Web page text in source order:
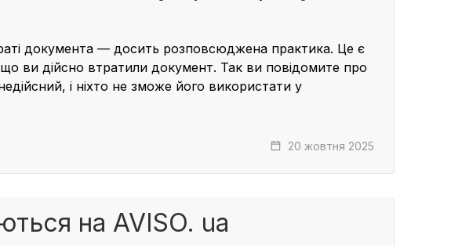
документа — досить розповсюджена практика. Це є
ви дійсно втратили документ. Так ви повідомите про
і ніхто не зможе його використати у
20 жовтня 2025
на AVISO. ua